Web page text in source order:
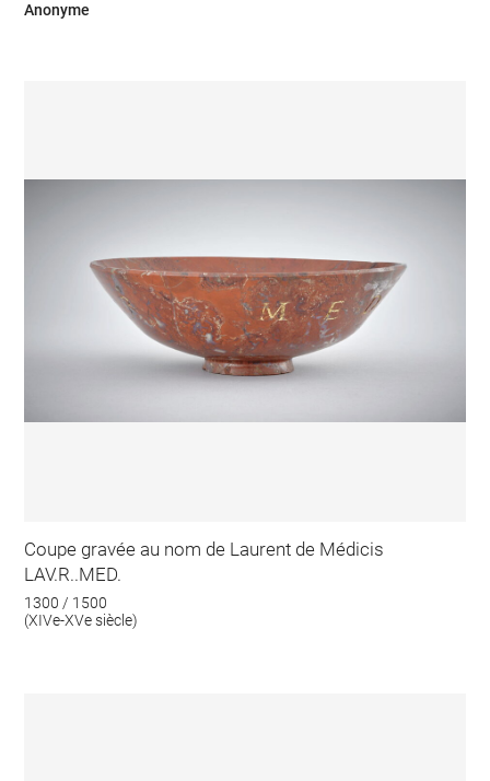
Anonyme
Coupe gravée au nom de Laurent de Médicis
LAV.R..MED.
1300 / 1500
(XIVe-XVe siècle)